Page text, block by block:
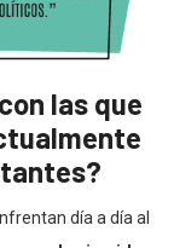
las que
día a día al